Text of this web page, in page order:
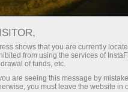
Para traders
Reviews:
shows that you are currently
from using the services of
of funds, etc.
are seeing this message by
you must leave the website in